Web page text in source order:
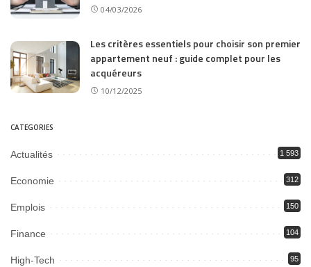
04/03/2026
Les critères essentiels pour choisir son premier
appartement neuf : guide complet pour les
acquéreurs
10/12/2025
CATEGORIES
Actualités 1 593
Economie 312
Emplois 150
Finance 104
High-Tech 95